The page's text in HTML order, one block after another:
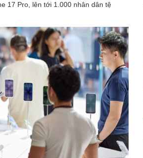
17 Pro, lên tới 1.000 nhân dân tệ